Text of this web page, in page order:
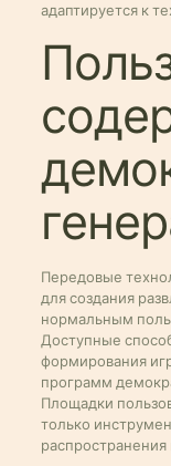
адаптируется к
Передовые
для создания
нормальным
Доступные
формирования
программ
Площадки
только
распространения